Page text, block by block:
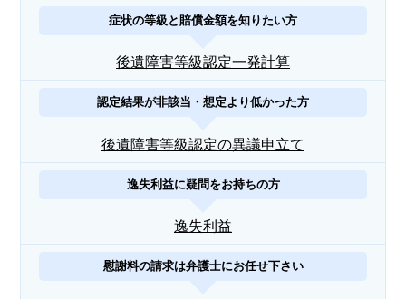
症状の等級と賠償金額を知りたい方
後遺障害等級認定一発計算
認定結果が非該当・想定より低かった方
後遺障害等級認定の異議申立て
逸失利益に疑問をお持ちの方
逸失利益
慰謝料の請求は弁護士にお任せ下さい